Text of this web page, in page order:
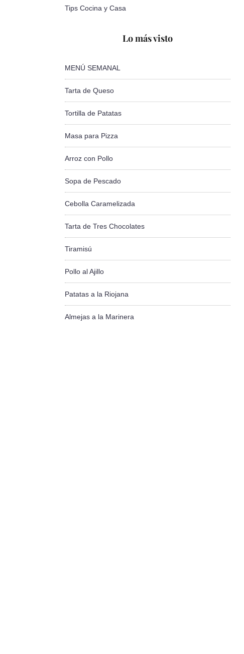
Tips Cocina y Casa
Lo más visto
MENÚ SEMANAL
Tarta de Queso
Tortilla de Patatas
Masa para Pizza
Arroz con Pollo
Sopa de Pescado
Cebolla Caramelizada
Tarta de Tres Chocolates
Tiramisú
Pollo al Ajillo
Patatas a la Riojana
Almejas a la Marinera